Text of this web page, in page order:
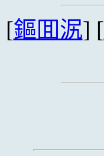
[鏂囬泦] [